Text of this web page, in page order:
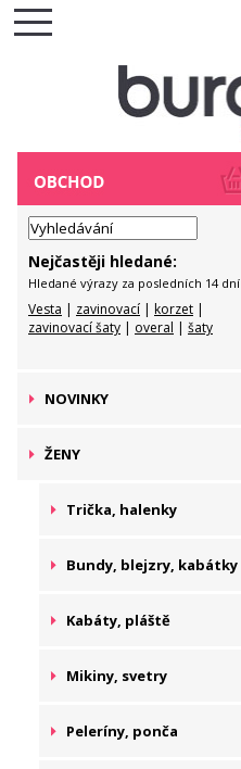
Nejčastěji hledané:
Hledané výrazy za posledních 14 dní
Vesta | zavinovací | korzet |
zavinovací šaty | overal | šaty
NOVINKY
ŽENY
Trička, halenky
Bundy, blejzry, kabátky
Kabáty, pláště
Mikiny, svetry
Peleríny, ponča